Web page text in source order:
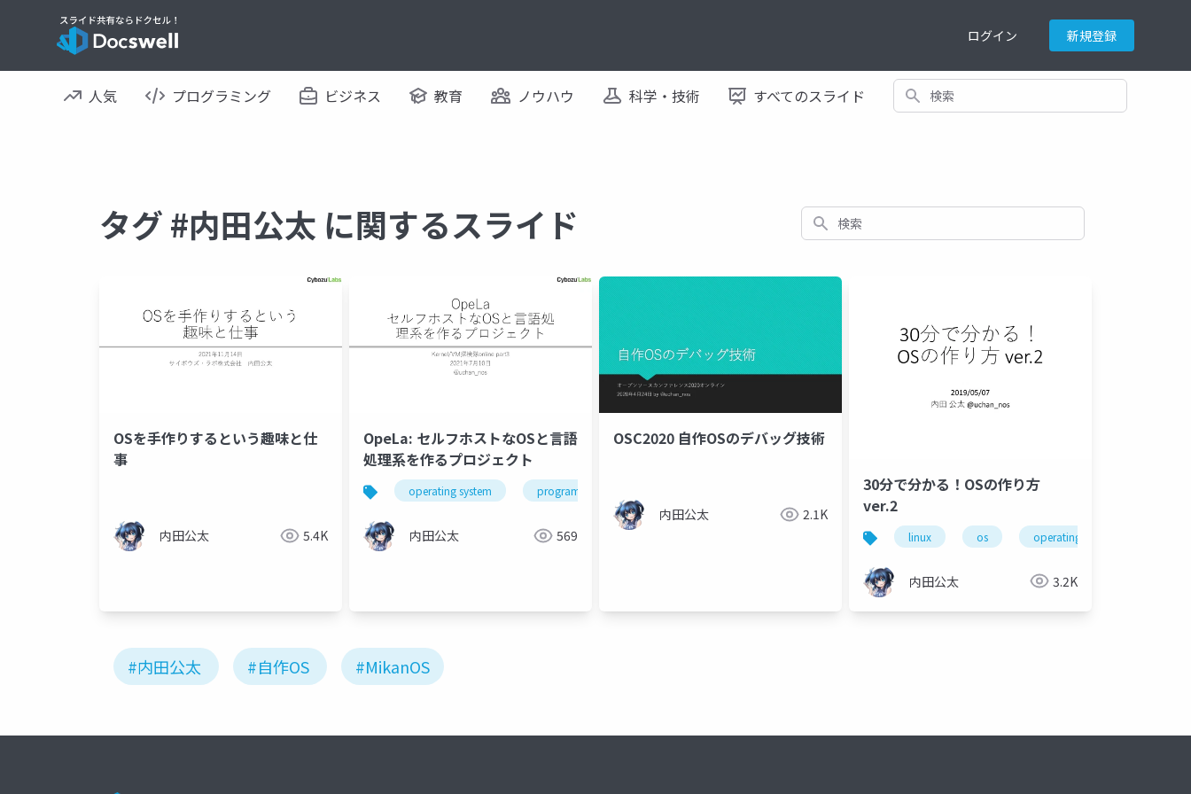
ログイン 新規登録
人気 プログラミング ビジネス 教育 ノウハウ 科学・技術 すべてのスライド 検索
タグ #内田公太 に関するスライド 検索
OSを手作りするという趣味と仕
事
内田公太 5.4K
OpeLa: セルフホストなOSと言語
処理系を作るプロジェクト
operating system programming language
内田公太 569
OSC2020 自作OSのデバッグ技術
内田公太 2.1K
30分で分かる！OSの作り方
ver.2
linux os operating system
内田公太 3.2K
#内田公太 #自作OS #MikanOS